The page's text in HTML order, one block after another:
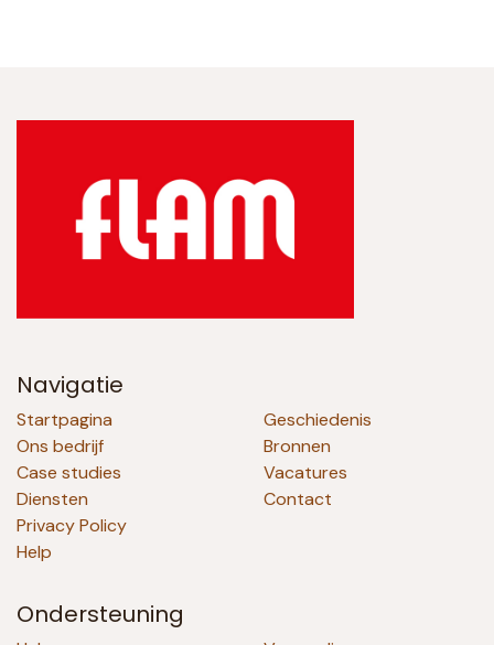
Navigatie
Startpagina
Ons bedrijf
Case studies
Diensten
Privacy Policy
Help
Geschiedenis
Bronnen
Vacatures
Contact
Ondersteuning